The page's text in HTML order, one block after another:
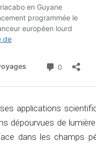
applications
dépourvues de
dans les champs